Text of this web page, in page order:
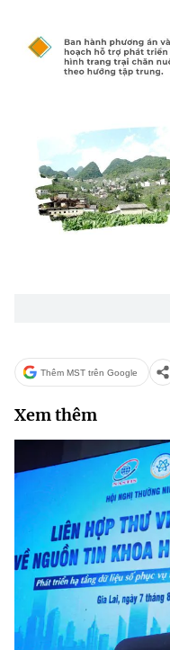
©2026 Bản quyền thuộc
(Ghi rõ nguồn "https://
Thêm MST trên Google
Xem thêm